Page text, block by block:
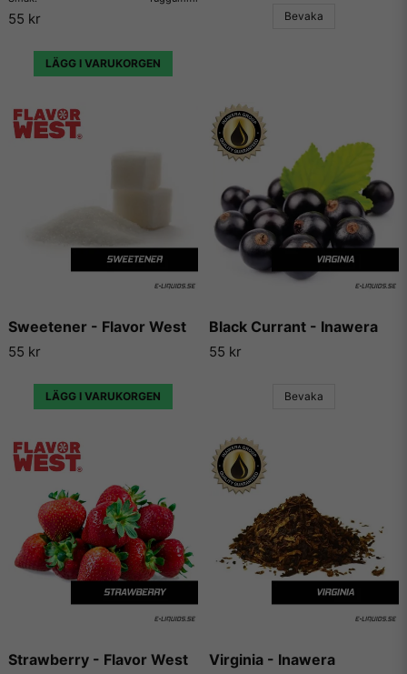
55 kr
LÄGG I VARUKORGEN
Bevaka
Sweetener - Flavor West
55 kr
LÄGG I VARUKORGEN
Black Currant - Inawera
55 kr
Bevaka
Strawberry - Flavor West Virginia - Inawera
använda dessa aromer till, så finns det en hel uppsjö av
hemsidor som enbart har dedikerat sig till att låta användare
vidare till några sådana recept då vi inte vill rekommendera
något recept på en e-juice vi själva inte har kunnat testa.